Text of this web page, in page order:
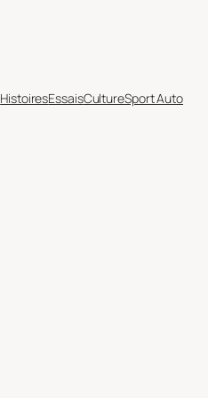
HistoiresEssaisCultureSport Auto